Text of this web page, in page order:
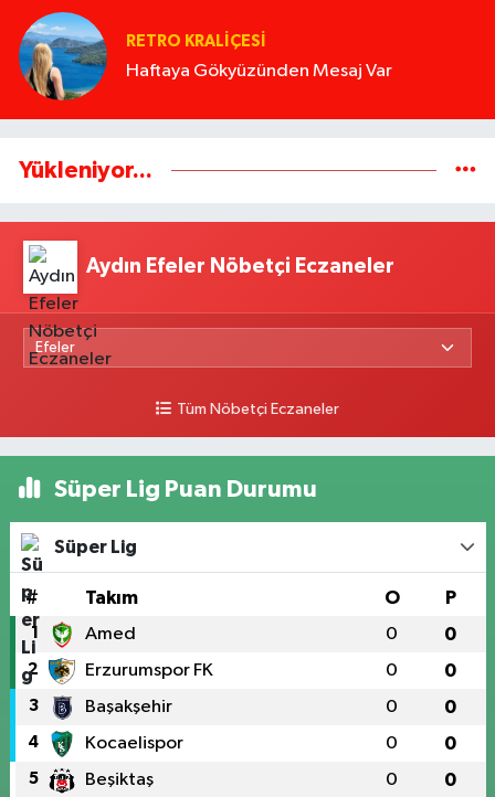
RETRO KRALIÇESI
Haftaya Gökyüzünden Mesaj Var
Yükleniyor...
Aydın Efeler Nöbetçi Eczaneler
Tüm Nöbetçi Eczaneler
Süper Lig Puan Durumu
Süper Lig
# Takım O P
1 Amed 0 0
2 Erzurumspor FK 0 0
3 Başakşehir 0 0
4 Kocaelispor 0 0
5 Beşiktaş 0 0